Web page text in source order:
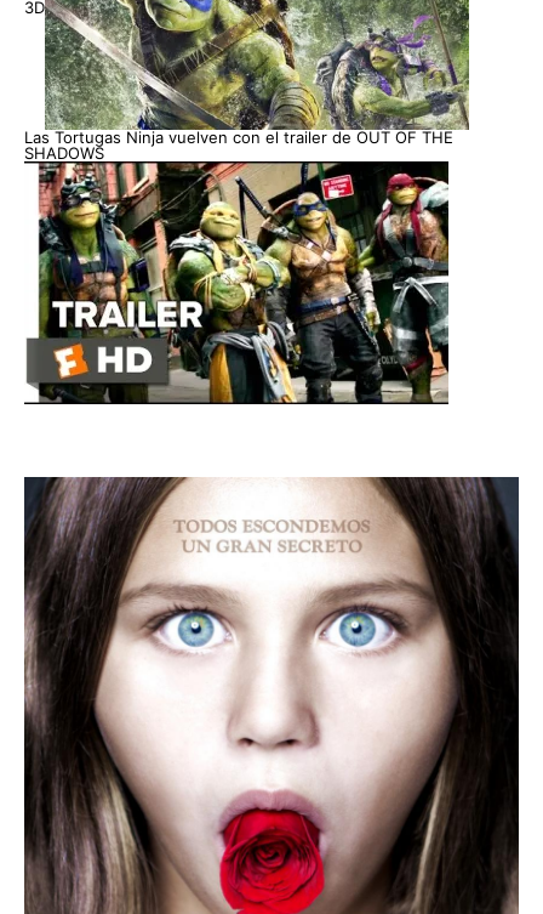
3D
Las Tortugas Ninja vuelven con el trailer de OUT OF THE
SHADOWS